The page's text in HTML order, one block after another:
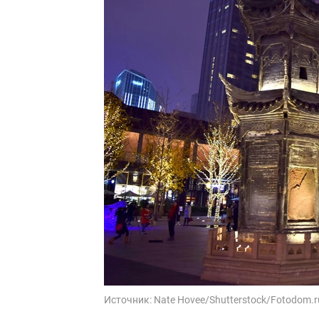
Источник: Nate Hovee/Shutterstock/